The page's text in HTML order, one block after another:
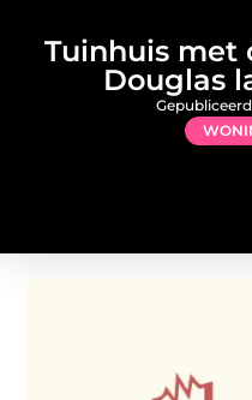
Tuinhuis met
Douglas